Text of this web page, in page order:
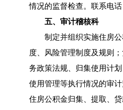
情况的监督检查。 联系电话
五、 审计稽核科
制定并组织实施住房
度、风险管理制度及规则
；
务政策法规、归集使用计
使用管理等执行情况的审
住房公积金归集、提取、